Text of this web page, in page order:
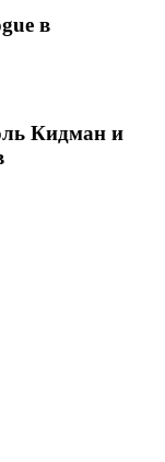
в
Кидман и